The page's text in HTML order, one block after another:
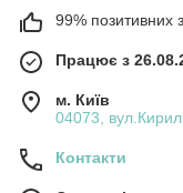
99% позитивних з
Працює з
м. Київ
04073,
Контакти